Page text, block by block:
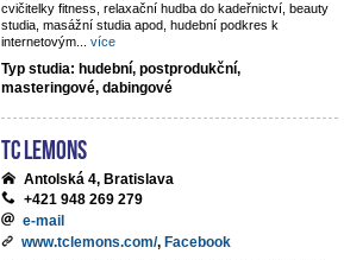
cvičitelky fitness, relaxační hudba do kadeřnictví, beauty
studia, masážní studia apod, hudební podkres k
internetovým
více
Typ studia: hudební, postprodukční,
masteringové, dabingové
TC Lemons
Antolská 4, Bratislava
+421 948 269 279
e-mail
www.tclemons.com/, Facebook